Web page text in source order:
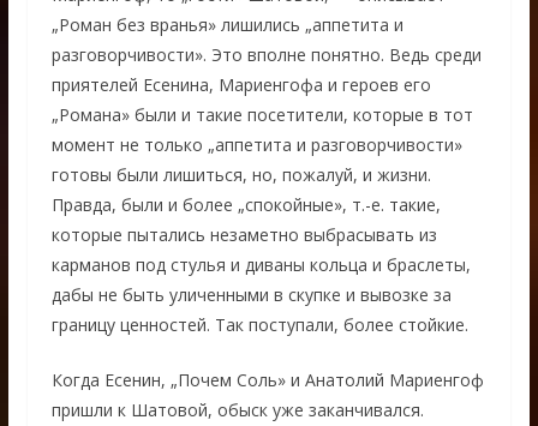
„Роман без вранья» лишились „аппетита и
разговорчивости». Это вполне понятно. Ведь среди
приятелей Есенина, Мариенгофа и героев его
„Романа» были и такие посетители, которые в тот
момент не только „аппетита и разговорчивости»
готовы были лишиться, но, пожалуй, и жизни.
Правда, были и более „спокойные», т.-е. такие,
которые пытались незаметно выбрасывать из
карманов под стулья и диваны кольца и браслеты,
дабы не быть уличенными в скупке и вывозке за
границу ценностей. Так поступали, более стойкие.
Когда Есенин, „Почем Соль» и Анатолий Мариенгоф
пришли к Шатовой, обыск уже заканчивался.